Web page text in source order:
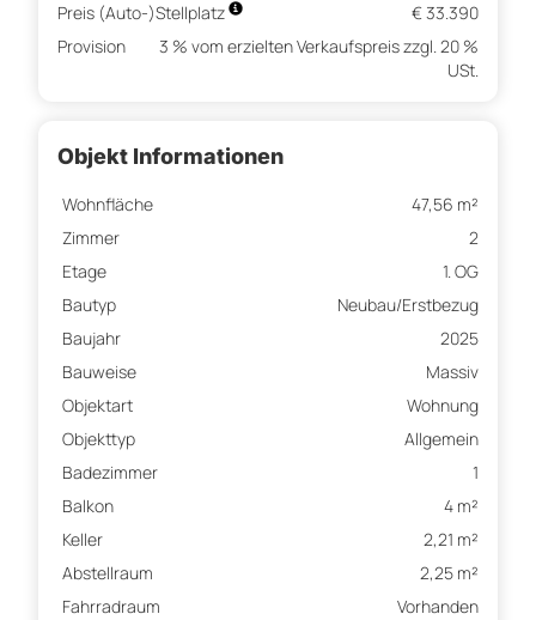
Preis (Auto-)Stellplatz
€ 33.390
Provision
3 % vom erzielten Verkaufspreis zzgl. 20 %
USt.
Objekt Informationen
Wohnfläche
47,56 m²
Zimmer
2
Etage
1. OG
Bautyp
Neubau/Erstbezug
Baujahr
2025
Bauweise
Massiv
Objektart
Wohnung
Objekttyp
Allgemein
Badezimmer
1
Balkon
4 m²
Keller
2,21 m²
Abstellraum
2,25 m²
Fahrradraum
Vorhanden